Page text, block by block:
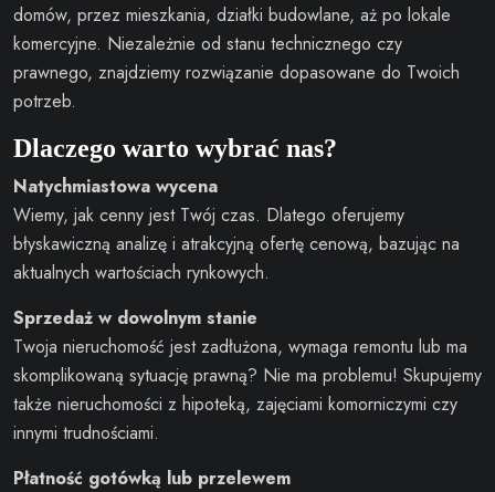
domów, przez mieszkania, działki budowlane, aż po lokale
komercyjne. Niezależnie od stanu technicznego czy
prawnego, znajdziemy rozwiązanie dopasowane do Twoich
potrzeb.
Dlaczego warto wybrać nas?
Natychmiastowa wycena
Wiemy, jak cenny jest Twój czas. Dlatego oferujemy
błyskawiczną analizę i atrakcyjną ofertę cenową, bazując na
aktualnych wartościach rynkowych.
Sprzedaż w dowolnym stanie
Twoja nieruchomość jest zadłużona, wymaga remontu lub ma
skomplikowaną sytuację prawną? Nie ma problemu! Skupujemy
także nieruchomości z hipoteką, zajęciami komorniczymi czy
innymi trudnościami.
Płatność gotówką lub przelewem